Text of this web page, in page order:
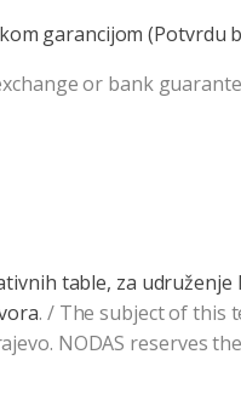
garancijom (Potvrdu
or bank
table, za udruženje
. / The subject of this
NODAS reserves